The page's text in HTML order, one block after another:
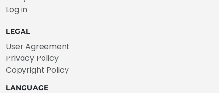
Log in
LEGAL
User Agreement
Privacy Policy
Copyright Policy
LANGUAGE